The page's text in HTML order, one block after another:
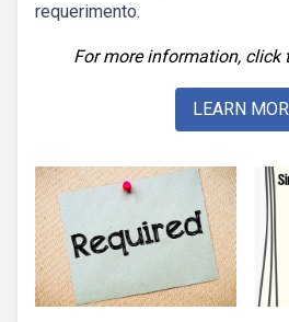
requerimento.
For more information, click
LEARN